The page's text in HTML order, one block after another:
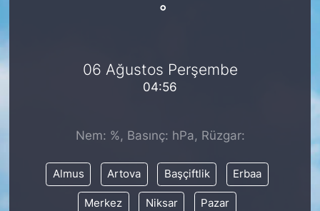
°
06 Ağustos Perşembe
04:56
Nem: %, Basınç: hPa, Rüzgar:
Almus Artova Başçiftlik Erbaa
Merkez Niksar Pazar